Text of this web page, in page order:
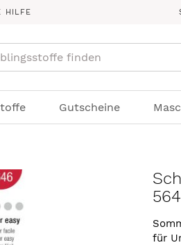
HILFE
Gutscheine
für